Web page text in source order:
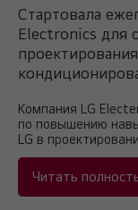
Cтартовала
Electronics для
Компания LG
по повышению
LG в
Читать